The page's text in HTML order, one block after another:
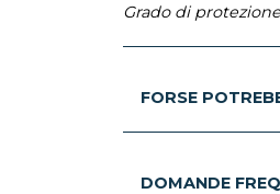
Grado di
FORSE
DOMANDE